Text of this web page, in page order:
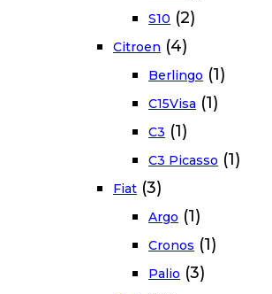
S10 (2)
Citroen (4)
Berlingo (1)
C15Visa (1)
C3 (1)
C3 Picasso (1)
Fiat (3)
Argo (1)
Cronos (1)
Palio (3)